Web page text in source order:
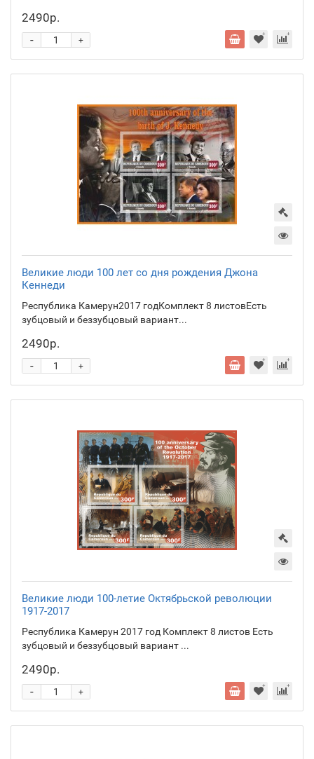
2490р.
+
-
Великие люди 100 лет со дня рождения Джона
Кеннеди
Республика Камерун2017 годКомплект 8 листовЕсть
зубцовый и беззубцовый вариант...
2490р.
+
-
Великие люди 100-летие Октябрьской революции
1917-2017
Республика Камерун 2017 год Комплект 8 листов Есть
зубцовый и беззубцовый вариант ...
2490р.
+
-